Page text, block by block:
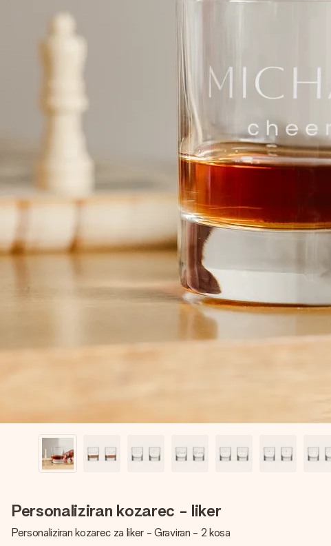
Personaliziran kozarec - liker
Personaliziran kozarec za liker - Graviran - 2 kosa